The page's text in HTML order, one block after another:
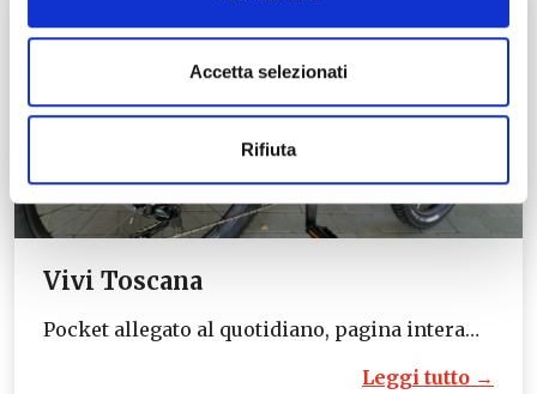
Accetta selezionati
Rifiuta
Vivi Toscana
Pocket allegato al quotidiano, pagina intera…
Leggi tutto →